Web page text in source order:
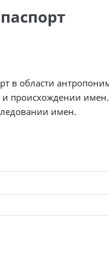
в области
и происхождении имен.
имен.